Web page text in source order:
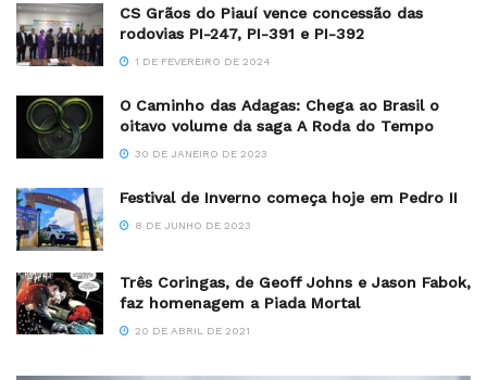
CS Grãos do Piauí vence concessão das
rodovias PI-247, PI-391 e PI-392
1 DE FEVEREIRO DE 2024
O Caminho das Adagas: Chega ao Brasil o
oitavo volume da saga A Roda do Tempo
30 DE JANEIRO DE 2023
Festival de Inverno começa hoje em Pedro II
8 DE JUNHO DE 2023
Três Coringas, de Geoff Johns e Jason Fabok,
faz homenagem a Piada Mortal
20 DE ABRIL DE 2021